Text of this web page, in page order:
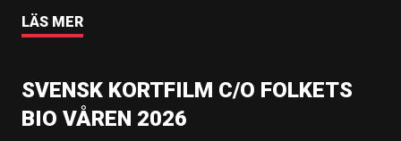
LÄS MER
SVENSK KORTFILM C/O FOLKETS
BIO VÅREN 2026